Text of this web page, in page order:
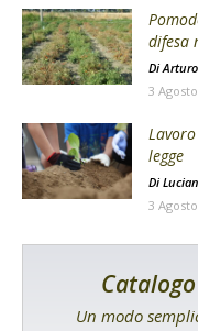
difesa
Di
3
legge
Di
3
Un modo